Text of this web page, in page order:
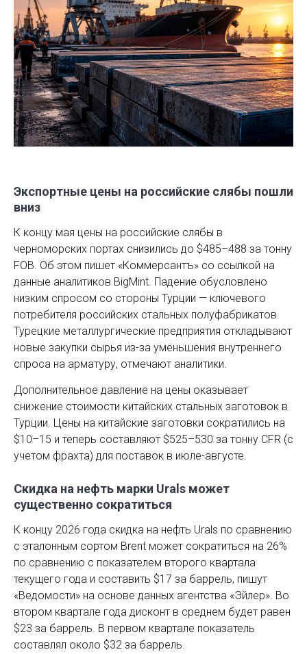
Экспортные цены на российские слябы пошли
вниз
К концу мая цены на российские слябы в
черноморских портах снизились до $485–488 за тонну
FOB. Об этом пишет «Коммерсантъ» со ссылкой на
данные аналитиков BigMint. Падение обусловлено
низким спросом со стороны Турции — ключевого
потребителя российских стальных полуфабрикатов.
Турецкие металлургические предприятия откладывают
новые закупки сырья из-за уменьшения внутреннего
спроса на арматуру, отмечают аналитики.
Дополнительное давление на цены оказывает
снижение стоимости китайских стальных заготовок в
Турции. Цены на китайские заготовки сократились на
$10–15 и теперь составляют $525–530 за тонну CFR (с
учетом фрахта) для поставок в июле-августе.
Скидка на нефть марки Urals может
существенно сократиться
К концу 2026 года скидка на нефть Urals по сравнению
с эталонным сортом Brent может сократиться на 26%
по сравнению с показателем второго квартала
текущего года и составить $17 за баррель, пишут
«Ведомости» на основе данных агентства «Эйлер». Во
втором квартале года дисконт в среднем будет равен
$23 за баррель. В первом квартале показатель
составлял около $32 за баррель.